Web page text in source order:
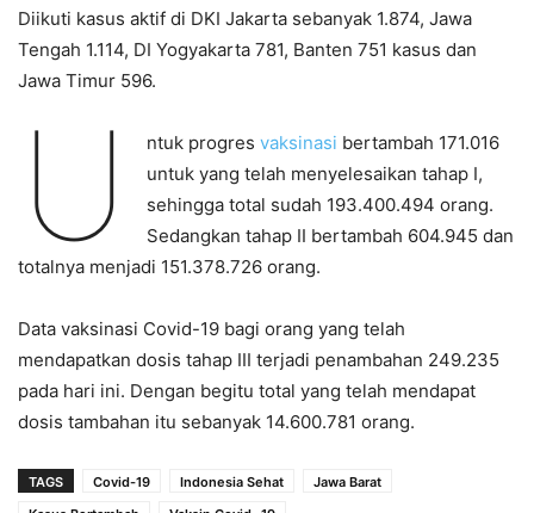
Diikuti kasus aktif di DKI Jakarta sebanyak 1.874, Jawa
Tengah 1.114, DI Yogyakarta 781, Banten 751 kasus dan
Jawa Timur 596.
U ntuk progres vaksinasi bertambah 171.016
untuk yang telah menyelesaikan tahap I,
sehingga total sudah 193.400.494 orang.
Sedangkan tahap II bertambah 604.945 dan
totalnya menjadi 151.378.726 orang.
Data vaksinasi Covid-19 bagi orang yang telah
mendapatkan dosis tahap III terjadi penambahan 249.235
pada hari ini. Dengan begitu total yang telah mendapat
dosis tambahan itu sebanyak 14.600.781 orang.
TAGS Covid-19 Indonesia Sehat
Jawa Barat